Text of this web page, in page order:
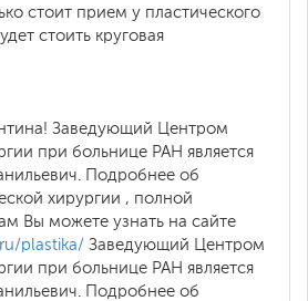
стоит прием у пластического
стоить круговая
Заведующий Центром
при больнице РАН является
Подробнее об
хирургии , полной
Вы можете узнать на сайте
plastika/ Заведующий Центром
при больнице РАН является
Подробнее об